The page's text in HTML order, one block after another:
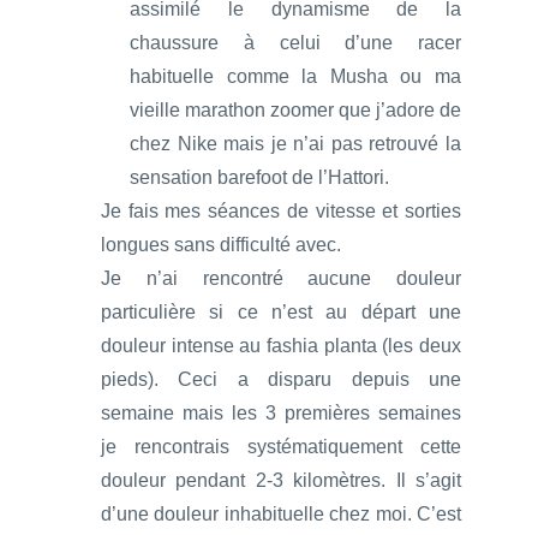
assimilé le dynamisme de la
chaussure à celui d’une racer
habituelle comme la Musha ou ma
vieille marathon zoomer que j’adore de
chez Nike mais je n’ai pas retrouvé la
sensation barefoot de l’Hattori.
Je fais mes séances de vitesse et sorties
longues sans difficulté avec.
Je n’ai rencontré aucune douleur
particulière si ce n’est au départ une
douleur intense au fashia planta (les deux
pieds). Ceci a disparu depuis une
semaine mais les 3 premières semaines
je rencontrais systématiquement cette
douleur pendant 2-3 kilomètres. Il s’agit
d’une douleur inhabituelle chez moi. C’est